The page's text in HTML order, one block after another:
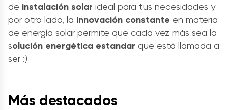
de instalación solar ideal para tus necesidades y
por otro lado, la innovación constante en materia
de energía solar permite que cada vez más sea la
solución energética estandar que está llamada a
ser :)
Más destacados